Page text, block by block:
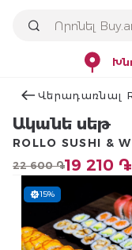
Վերադառնալ
Ականե սեթ
22 600 ֏19 210 ֏
ROLLO SUSHI &
15%